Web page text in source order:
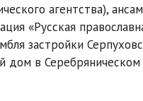
агентства),
«Русская
застройки
в